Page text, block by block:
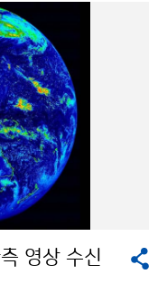
: 100 ~200mm (많
(금)과 17일(토) 사
강하게 불겠으니, 사
는 기상정보에 각별
(일)은 해상에 안개가
(토)에는 서해와 남
한 돌풍이 부는 곳이
을 주의해야 한다. 문
작한 주말 장마전선
물은 "공공누리" 출처
서해안지방을 중심
부지방까지 점차 확
일(토)은 오후에 각
. 장마전선이 16일
북상하면서 북태평양
증기가 유입되어, 1
풍과 천둥.번개를 동
해안과 경기북부, 강
이상의 국지성
는 곳도 있겠으나,
영상 수신